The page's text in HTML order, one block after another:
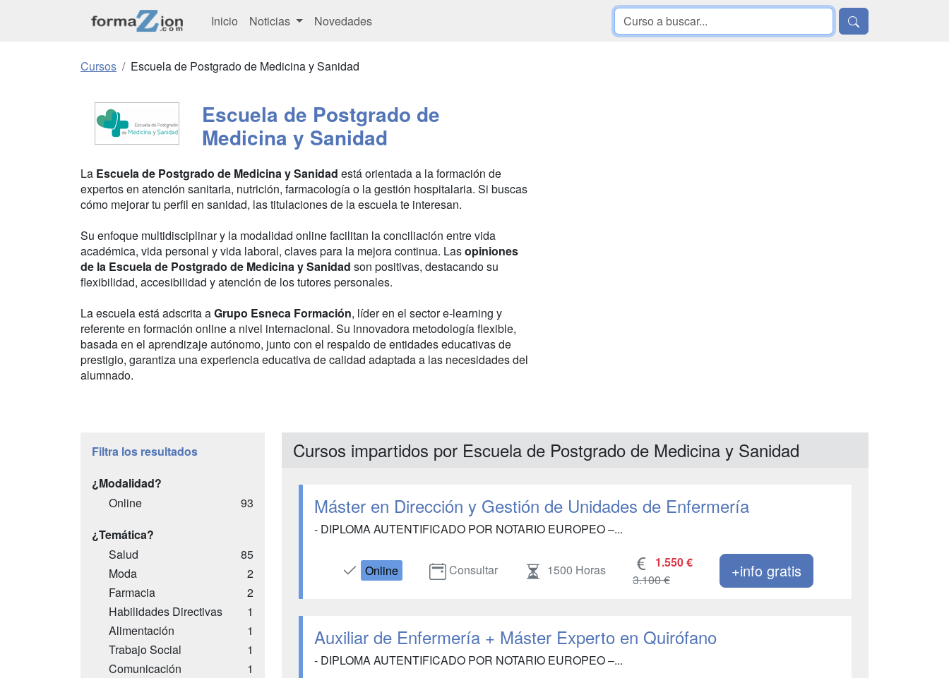
Inicio Noticias Novedades
Cursos Escuela de Postgrado de Medicina y Sanidad
Escuela de Postgrado de
Medicina y Sanidad
La Escuela de Postgrado de Medicina y Sanidad está orientada a la formación de
expertos en atención sanitaria, nutrición, farmacología o la gestión hospitalaria. Si buscas
cómo mejorar tu perfil en sanidad, las titulaciones de la escuela te interesan.
Su enfoque multidisciplinar y la modalidad online facilitan la conciliación entre vida
académica, vida personal y vida laboral, claves para la mejora continua. Lasopiniones
de la Escuela de Postgrado de Medicina y Sanidad son positivas, destacando su
flexibilidad, accesibilidad y atención de los tutores personales.
La escuela está adscrita aGrupo Esneca Formación, líder en el sector e-learning y
referente en formación online a nivel internacional. Su innovadora metodología flexible,
basada en el aprendizaje autónomo, junto con el respaldo de entidades educativas de
prestigio, garantiza una experiencia educativa de calidad adaptada a las necesidades del
alumnado.
Filtra los resultados
¿Modalidad?
Online
93
¿Temática?
Salud
85
Moda
2
Farmacia
2
Habilidades Directivas
1
Alimentación
1
Trabajo Social
1
Comunicación
1
Cursos impartidos por Escuela de Postgrado de Medicina y Sanidad
Máster en Dirección y Gestión de Unidades de Enfermería
- DIPLOMA AUTENTIFICADO POR NOTARIO EUROPEO –...
Online Consultar 1500 Horas
1.550 €
3.100 €
+info gratis
Auxiliar de Enfermería + Máster Experto en Quirófano
- DIPLOMA AUTENTIFICADO POR NOTARIO EUROPEO –...